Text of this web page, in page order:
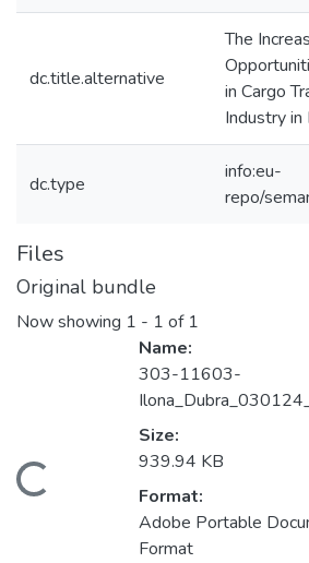
dc.title.alternative
The
in Cargo
Industry in
dc.type
info:eu-
repo/
Files
Original bundle
Now showing 1 - 1 of 1
Name:
303-11603-
Size:
939.94 KB
Format:
Adobe Portable
Format